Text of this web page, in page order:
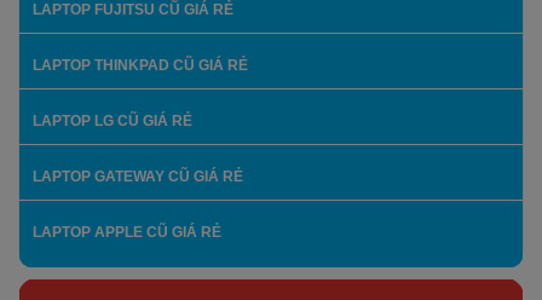
LAPTOP FUJITSU CŨ GIÁ RẺ
LAPTOP THINKPAD CŨ GIÁ RẺ
LAPTOP LG CŨ GIÁ RẺ
LAPTOP GATEWAY CŨ GIÁ RẺ
LAPTOP APPLE CŨ GIÁ RẺ